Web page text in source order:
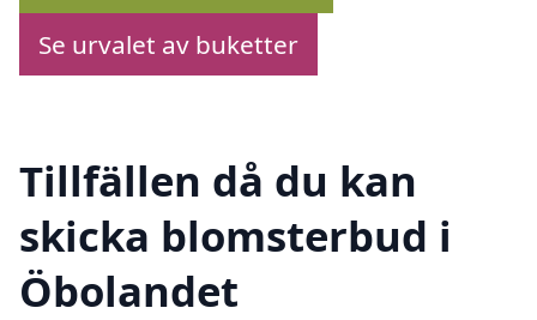
Se urvalet av buketter
Tillfällen då du kan
skicka blomsterbud i
Öbolandet